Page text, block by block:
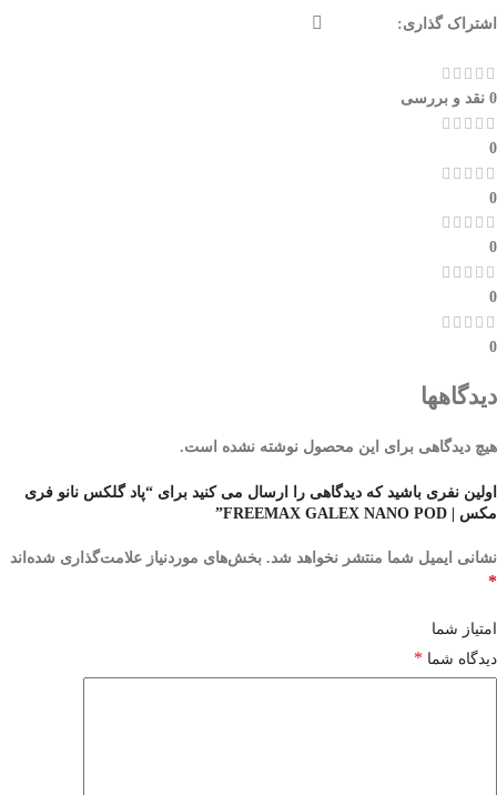
اشتراک گذاری:
0 نقد و بررسی
0
0
0
0
0
دیدگاهها
هیچ دیدگاهی برای این محصول نوشته نشده است.
اولین نفری باشید که دیدگاهی را ارسال می کنید برای “پاد گلکس نانو فری
مکس | FREEMAX GALEX NANO POD”
نشانی ایمیل شما منتشر نخواهد شد. بخش‌های موردنیاز علامت‌گذاری شده‌اند
*
امتیاز شما
دیدگاه شما *